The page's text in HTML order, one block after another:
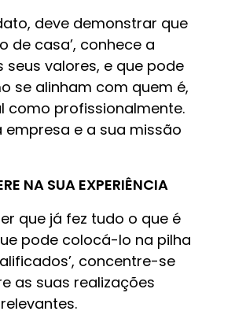
deve demonstrar que
de casa’, conhece a
seus valores, e que pode
se alinham com quem é,
como profissionalmente.
empresa e a sua missão
NA SUA EXPERIÊNCIA
que já fez tudo o que é
pode colocá-lo na pilha
concentre-se
as suas realizações